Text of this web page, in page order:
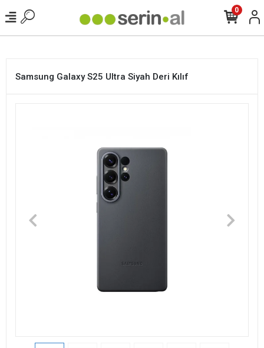
0
Samsung Galaxy S25 Ultra Siyah Deri Kılıf